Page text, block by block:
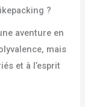
?
aventure en
mais
et à l’esprit